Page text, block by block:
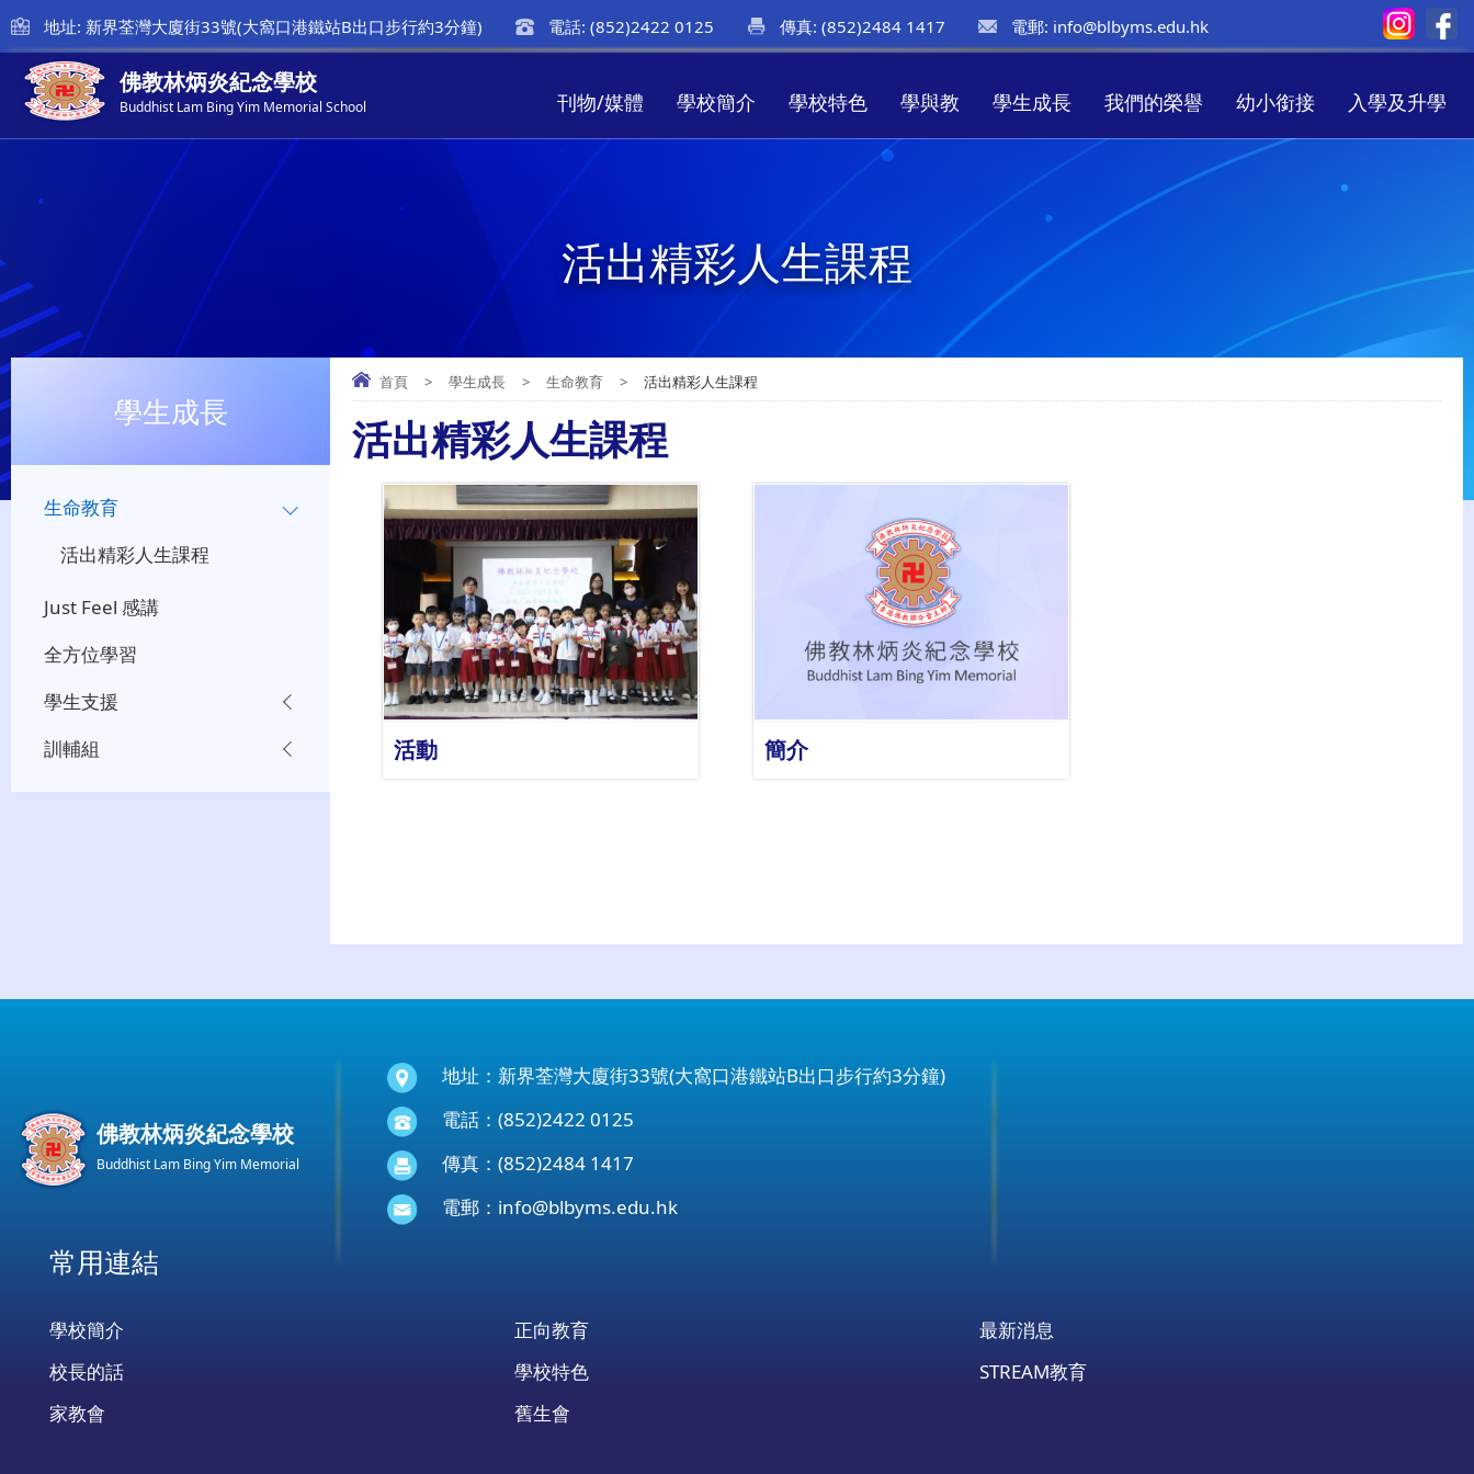
地址: 新界荃灣大廈街33號(大窩口港鐵站B出口步行約3分鐘) 電話: (852)2422 0125 傳真: (852)2484 1417 電郵: info@blbyms.edu.hk
佛教林炳炎紀念學校
Buddhist Lam Bing Yim Memorial School 刊物/媒體 學校簡介 學校特色 學與教 學生成長 我們的榮譽 幼小銜接 入學及升學
活出精彩人生課程
首頁 > 學生成長 > 生命教育 > 活出精彩人生課程
活出精彩人生課程
活動
詳情
簡介
學生成長
生命教育
活出精彩人生課程
Just Feel 感講
全方位學習
學生支援
訓輔組
佛教林炳炎紀念學校
Buddhist Lam Bing Yim Memorial
地址：新界荃灣大廈街33號(大窩口港鐵站B出口步行約3分鐘)
電話：(852)2422 0125
傳真：(852)2484 1417
電郵： info@blbyms.edu.hk
常用連結
學校簡介 正向教育
最新消息
校長的話
學校特色
STREAM教育
家教會
舊生會